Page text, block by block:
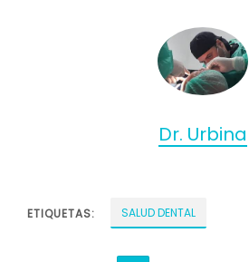
Dr. Urbina
ETIQUETAS: SALUD DENTAL